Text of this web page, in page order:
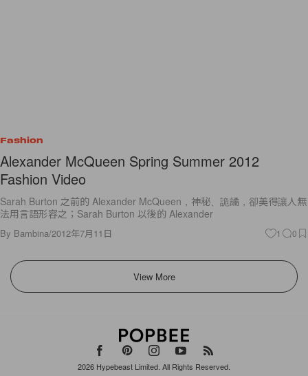
Fashion
Alexander McQueen Spring Summer 2012
Fashion Video
Sarah Burton 之前的 Alexander McQueen，神秘、詭譎，卻美得讓人無
法用言語形容之；Sarah Burton 以後的 Alexander
By Bambina/2012年7月11日 1 0
View More
2026 Hypebeast Limited . All Rights Reserved.